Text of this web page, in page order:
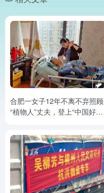
合肥一女子12年不离不弃照顾
“植物人”丈夫，登上“中国好人